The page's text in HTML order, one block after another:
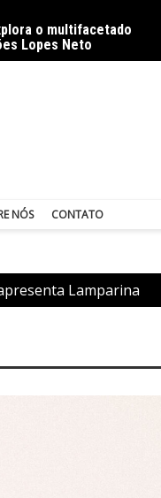
o multifacetado
Lopes Neto
NÓS CONTATO
Lamparina